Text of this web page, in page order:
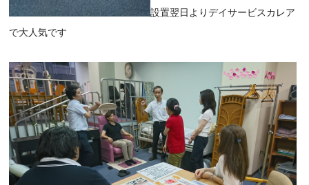
設置翌日よりデイサービスカレア
で大人気です